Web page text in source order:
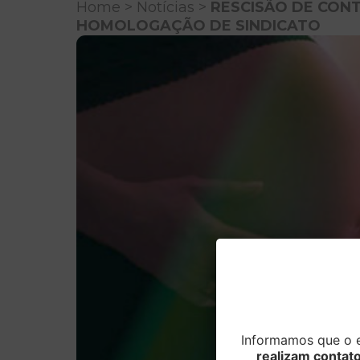
Home > Notícias > RESCISÃO DE
HOMOLOGAÇÃO DE SINDICATO
Informamos que o
realizam